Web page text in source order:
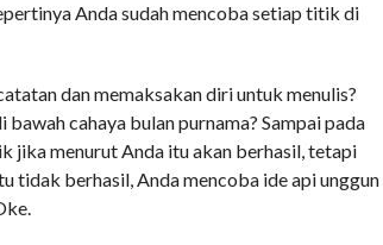
Anda sudah mencoba setiap titik di
dan memaksakan diri untuk menulis?
cahaya bulan purnama? Sampai pada
jika menurut Anda itu akan berhasil, tetapi
tidak berhasil, Anda mencoba ide api unggun